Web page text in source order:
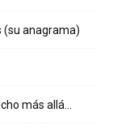
(su anagrama)
más allá…